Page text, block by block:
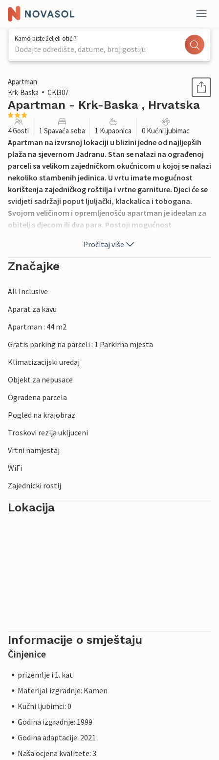
Kamo biste željeli otići?
Dodajte odredište, datume, broj gostiju
1 / 21
Apartman
Krk-Baska
CKI307
Apartman - Krk-Baska , Hrvatska
4 Gosti 1 Spavaća soba 1 Kupaonica 0 Kućni ljubimac
Apartman na izvrsnoj lokaciji u blizini jedne od najljepših
plaža na sjevernom Jadranu. Stan se nalazi na ograđenoj
parceli sa velikom zajedničkom okućnicom u kojoj se nalazi
nekoliko stambenih jedinica. U vrtu imate mogućnost
korištenja zajedničkog roštilja i vrtne garniture. Djeci će se
svidjeti sadržaji poput ljuljački, klackalica i tobogana.
Svojom veličinom i opremljenošću apartman je idealan za
obitelj s djecom ili dva para. Postoji mogućnost
hotelu Corinthia koji se nalazi samo 50 metara od objekta.
Također u blizini ćete pronaći restorane, kafiće, banke,
pošte, akvarije, tržnice i bankomate. Radujte se
Dobrodošli!
Pročitaj više
Značajke
All Inclusive
Aparat za kavu
Apartman : 44 m2
Gratis parking na parceli : 1 Parkirna mjesta
Klimatizacijski uredaj
Objekt za nepusace
Ogradena parcela
Pogled na krajobraz
Troskovi rezija ukljuceni
Vrtni namjestaj
WiFi
Zajednicki rostij
Lokacija
Informacije o smještaju
Činjenice
prizemlje i 1. kat
Materijal izgradnje: Kamen
Kućni ljubimci: 0
Godina izgradnje: 1999
Godina adaptacije: 2021
Naša ocjena kvalitete: 3